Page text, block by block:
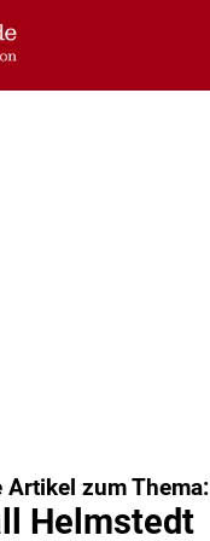
Artikel zum Thema:
Helmstedt